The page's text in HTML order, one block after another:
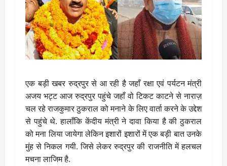
एक बड़ी खबर रुद्रपुर से आ रही है जहाँ रक्षा एवं पर्यटन मंत्री
अजय भट्ट आज रुद्रपुर पहुंचे जहाँ वो टिकट काटने से नाराज़
चल रहे राजकुमार ठुकराल को मनाने के लिए वार्ता करने के उद्देश
से पहुंचे थे. हालाँकि केंदीय मंत्री ने दावा किया है की ठुकराल
को मना लिया जायेगा लेकिन इशारों इशारों में एक बड़ी बात उनके
मुंह से निकल गयी. जिसे लेकर रुद्रपुर की राजनीति में हलचल
मचना लाजिम है.